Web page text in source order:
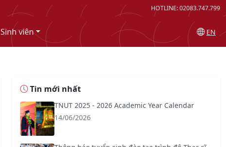
HOTLINE: 02083.747.799
Sinh viên EN
Tin mới nhất
TNUT 2025 - 2026 Academic Year Calendar
14/06/2026